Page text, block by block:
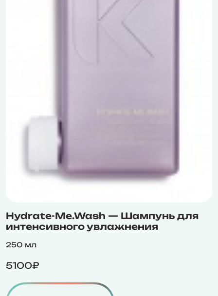
Hydrate-Me.Wash — Шампунь для
интенсивного увлажнения
250 мл
5100₽